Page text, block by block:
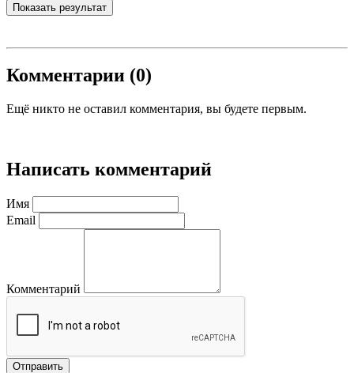
Показать результат
Комментарии (0)
Ещё никто не оставил комментария, вы будете первым.
Написать комментарий
Имя
Email
Комментарий
Отправить